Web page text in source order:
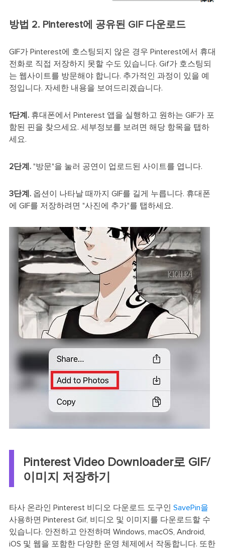
방법 2. Pinterest에 공유된 GIF 다운로드
GIF가 Pinterest에 호스팅되지 않은 경우 Pinterest에서 휴대
전화로 직접 저장하지 못할 수도 있습니다. Gif가 호스팅되
는 웹사이트를 방문해야 합니다. 추가적인 과정이 있을 예
정입니다. 자세한 내용을 보여드리겠습니다.
1단계.휴대폰에서 Pinterest 앱을 실행하고 원하는 GIF가 포
함된 핀을 찾으세요. 세부정보를 보려면 해당 항목을 탭하
세요.
2단계."방문"을 눌러 공연이 업로드된 사이트를 엽니다.
3단계.옵션이 나타날 때까지 GIF를 길게 누릅니다. 휴대폰
에 GIF를 저장하려면 "사진에 추가"를 탭하세요.
Pinterest Video Downloader로 GIF/
이미지 저장하기
타사 온라인 Pinterest 비디오 다운로드 도구인 SavePin을
사용하면 Pinterest Gif, 비디오 및 이미지를 다운로드할 수
있습니다. 안전하고 안전하며 Windows, macOS, Android,
iOS 및 웹을 포함한 다양한 운영 체제에서 작동합니다. 또한